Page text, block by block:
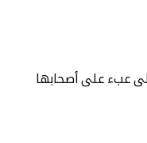
إلى عبء على أصحابها